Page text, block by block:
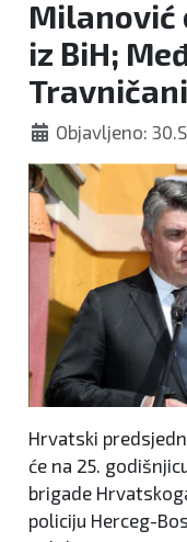
Milanović
iz BiH;
Objavljeno:
Hrvatski
će na 25.
brigade
policiju Herceg-